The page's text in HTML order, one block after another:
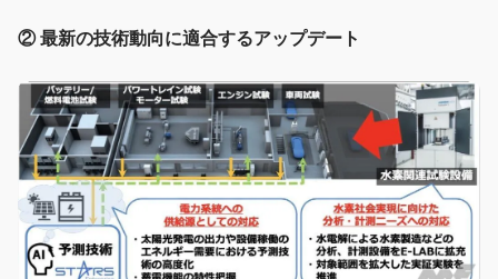
② 最新の技術動向に適合するアップデート